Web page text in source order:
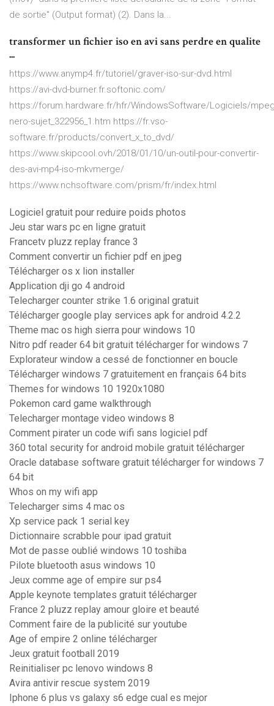
de sortie" (Output format) (2). Dans la...
transformer un fichier iso en avi sans perdre en qualite
...
https://www.anymp4.fr/tutoriel/graver-iso-sur-dvd.html
https://avi-dvd-burner.fr.softonic.com/
https://forum.hardware.fr/hfr/WindowsSoftware/Logiciels/
nero-sujet_322956_1.htm https://fr.vso-
software.fr/products/convert_x_to_dvd/
https://www.skipcool.ovh/2018/01/10/un-outil-pour-convertir-
des-avi-mp4-iso-mkvmerge/
https://www.nchsoftware.com/prism/fr/index.html
Logiciel gratuit pour reduire poids photos
Jeu star wars pc en ligne gratuit
Francetv pluzz replay france 3
Comment convertir un fichier pdf en jpeg
Télécharger os x lion installer
Application dji go 4 android
Telecharger counter strike 1.6 original gratuit
Télécharger google play services apk for android 4.2.2
Theme mac os high sierra pour windows 10
Nitro pdf reader 64 bit gratuit télécharger for windows 7
Explorateur window a cessé de fonctionner en boucle
Télécharger windows 7 gratuitement en français 64 bits
Themes for windows 10 1920x1080
Pokemon card game walkthrough
Telecharger montage video windows 8
Comment pirater un code wifi sans logiciel pdf
360 total security for android mobile gratuit télécharger
Oracle database software gratuit télécharger for windows 7
64 bit
Whos on my wifi app
Telecharger sims 4 mac os
Xp service pack 1 serial key
Dictionnaire scrabble pour ipad gratuit
Mot de passe oublié windows 10 toshiba
Pilote bluetooth asus windows 10
Jeux comme age of empire sur ps4
Apple keynote templates gratuit télécharger
France 2 pluzz replay amour gloire et beauté
Comment faire de la publicité sur youtube
Age of empire 2 online télécharger
Jeux gratuit football 2019
Reinitialiser pc lenovo windows 8
Avira antivir rescue system 2019
Iphone 6 plus vs galaxy s6 edge cual es mejor